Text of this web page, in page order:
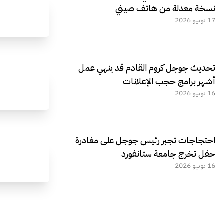
نسخة معدلة من هاتف صيني
17 يونيو 2026
تحديث جوجل كروم القادم قد ينهي عمل
أشهر برامج حجب الإعلانات
16 يونيو 2026
احتجاجات تجبر رئيس جوجل على مغادرة
حفل تخرج جامعة ستانفورد
16 يونيو 2026